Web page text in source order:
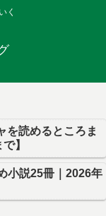
く
を読めるところま
】
小説25冊｜2026年